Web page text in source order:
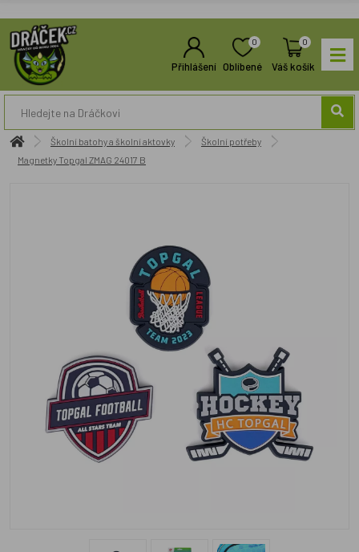
Přihlášení
0
Oblíbené
0
Váš košík
Školní batohy a školní aktovky
Školní potřeby
Magnetky Topgal ZMAG 24017 B